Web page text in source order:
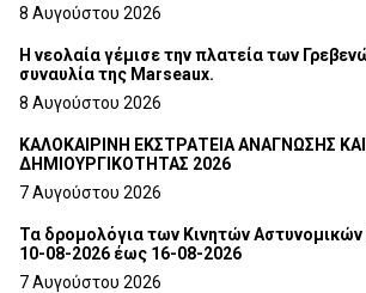
8 Αυγούστου 2026
Η νεολαία γέμισε την πλατεία των
συναυλία της Marseaux.
8 Αυγούστου 2026
ΚΑΛΟΚΑΙΡΙΝΗ ΕΚΣΤΡΑΤΕΙΑ ΑΝΑΓΝΩΣΗΣ ΚΑΙ
ΔΗΜΙΟΥΡΓΙΚΟΤΗΤΑΣ 2026
7 Αυγούστου 2026
Τα δρομολόγια των Κινητών Αστυνομικών
10-08-2026 έως 16-08-2026
7 Αυγούστου 2026